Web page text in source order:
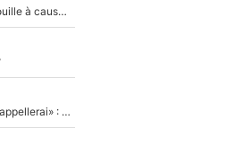
«Détester à vie», Stéphane Guy dans une embrouille à cause du PSG !
Mercato - OM - «Dès que je prends un club, je t’appellerai» : La promesse de Marcelino au moment de claquer la porte